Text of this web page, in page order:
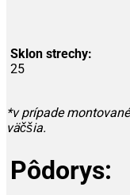
Sklon strechy:
25
*v prípade
väčšia.
Pôdorys: